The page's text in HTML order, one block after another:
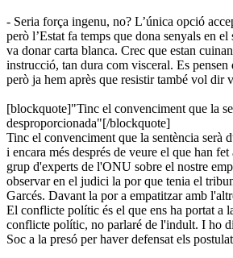
- Seria força ingenu, no? L’única opció
però l’Estat fa temps que dona senyals en
va donar carta blanca. Crec que estan
instrucció, tan dura com visceral. Es pensen
però ja hem après que resistir també vol dir
[blockquote]"Tinc el convenciment que la
desproporcionada"[/blockquote]
Tinc el convenciment que la sentència serà
i encara més després de veure el que han
grup d'experts de l'ONU sobre el nostre
observar en el judici la por que tenia el
Garcés. Davant la por a empatitzar amb
El conflicte polític és el que ens ha portat a
conflicte polític, no parlaré de l'indult. I ho
Soc a la presó per haver defensat els